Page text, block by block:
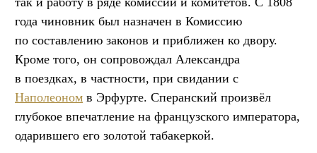
года чиновник был назначен в Комиссию
по составлению законов и приближен ко двору.
Кроме того, он сопровождал Александра
в поездках, в частности, при свидании с
Наполеоном в Эрфурте. Сперанский произвёл
глубокое впечатление на французского императора,
одарившего его золотой табакеркой.